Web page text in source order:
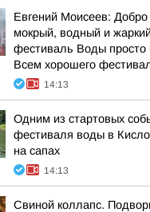
Евгений Моисеев:
мокрый, водный и
фестиваль Воды просто
Всем хорошего
14:13
Одним из стартовых
фестиваля воды в
на сапах
14:13
Свиной коллапс.